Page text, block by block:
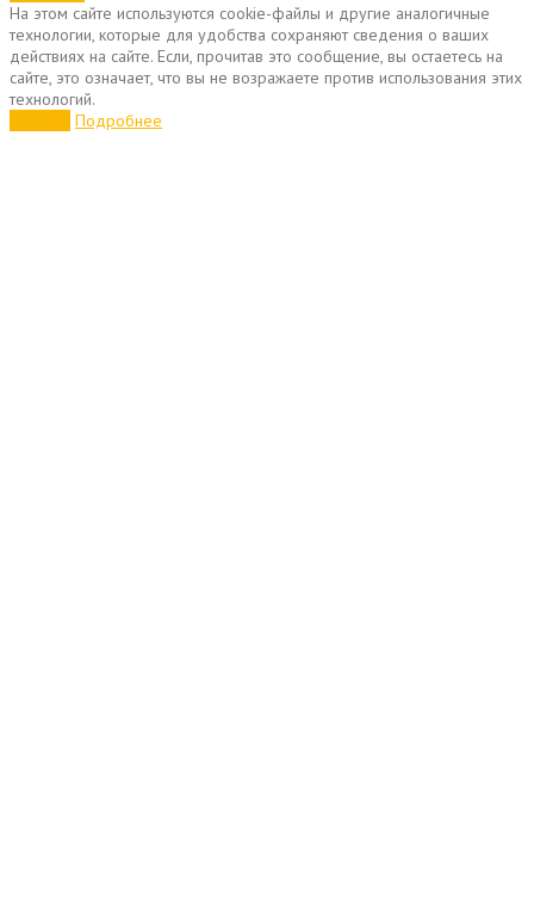
На этом сайте используются cookie-файлы и другие аналогичные
технологии, которые для удобства сохраняют сведения о ваших
действиях на сайте. Если, прочитав это сообщение, вы остаетесь на
сайте, это означает, что вы не возражаете против использования этих
технологий.
Подробнее